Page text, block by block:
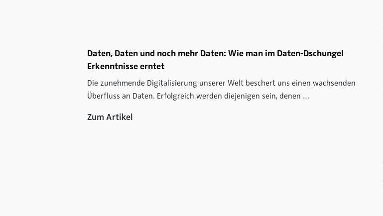
Daten, Daten und noch mehr Daten: Wie man im Daten-Dschungel
Erkenntnisse erntet
Die zunehmende Digitalisierung unserer Welt beschert uns einen wachsenden
Überfluss an Daten. Erfolgreich werden diejenigen sein, denen …
Zum Artikel